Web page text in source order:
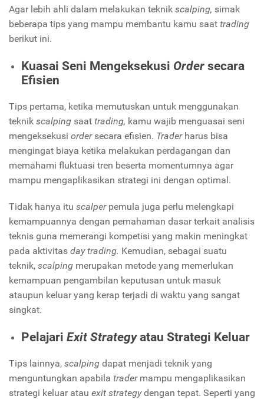
Agar lebih ahli dalam melakukan teknik scalping, simak
beberapa tips yang mampu membantu kamu saat trading
berikut ini.
Kuasai Seni Mengeksekusi Order secara
Efisien
Tips pertama, ketika memutuskan untuk menggunakan
teknik scalping saat trading, kamu wajib menguasai seni
mengeksekusi order secara efisien. Trader harus bisa
mengingat biaya ketika melakukan perdagangan dan
memahami fluktuasi tren beserta momentumnya agar
mampu mengaplikasikan strategi ini dengan optimal.
Tidak hanya itu scalper pemula juga perlu melengkapi
kemampuannya dengan pemahaman dasar terkait analisis
teknis guna memerangi kompetisi yang makin meningkat
pada aktivitas day trading. Kemudian, sebagai suatu
teknik, scalping merupakan metode yang memerlukan
kemampuan pengambilan keputusan untuk masuk
ataupun keluar yang kerap terjadi di waktu yang sangat
singkat.
Pelajari Exit Strategyatau Strategi Keluar
Tips lainnya, scalping dapat menjadi teknik yang
menguntungkan apabila trader mampu mengaplikasikan
strategi keluar atau exit strategydengan tepat. Seperti yang